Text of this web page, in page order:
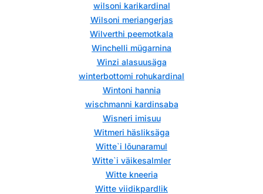
wilsoni karikardinal
Wilsoni meriangerjas
Wilverthi peemotkala
Winchelli mügarnina
Winzi alasuusäga
winterbottomi rohukardinal
Wintoni hannia
wischmanni kardinsaba
Wisneri imisuu
Witmeri häsliksäga
Witte`i lõunaramul
Witte`i väikesalmler
Witte kneeria
Witte viidikpardlik